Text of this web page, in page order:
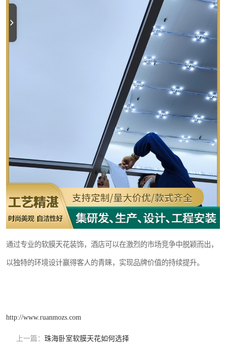
通过专业的软膜天花装饰，酒店可以在激烈的市场竞争中脱颖而出，
以独特的环境设计赢得客人的青睐，实现品牌价值的持续提升。
http://www.ruanmozs.com
上一篇： 珠海卧室软膜天花如何选择